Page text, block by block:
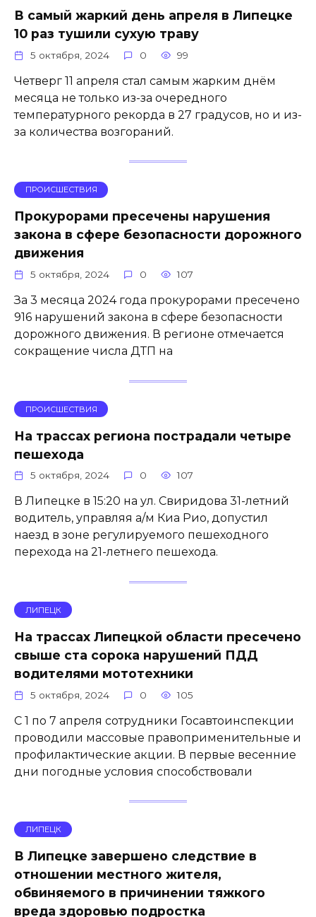
В самый жаркий день апреля в Липецке
10 раз тушили сухую траву
5 октября, 2024 0 99
Четверг 11 апреля стал самым жарким днём
месяца не только из-за очередного
температурного рекорда в 27 градусов, но и из-
за количества возгораний.
ПРОИСШЕСТВИЯ
Прокурорами пресечены нарушения
закона в сфере безопасности дорожного
движения
5 октября, 2024 0 107
За 3 месяца 2024 года прокурорами пресечено
916 нарушений закона в сфере безопасности
дорожного движения. В регионе отмечается
сокращение числа ДТП на
ПРОИСШЕСТВИЯ
На трассах региона пострадали четыре
пешехода
5 октября, 2024 0 107
В Липецке в 15:20 на ул. Свиридова 31-летний
водитель, управляя а/м Киа Рио, допустил
наезд в зоне регулируемого пешеходного
перехода на 21-летнего пешехода.
ЛИПЕЦК
На трассах Липецкой области пресечено
свыше ста сорока нарушений ПДД
водителями мототехники
5 октября, 2024 0 105
С 1 по 7 апреля сотрудники Госавтоинспекции
проводили массовые правоприменительные и
профилактические акции. В первые весенние
дни погодные условия способствовали
ЛИПЕЦК
В Липецке завершено следствие в
отношении местного жителя,
обвиняемого в причинении тяжкого
вреда здоровью подростка